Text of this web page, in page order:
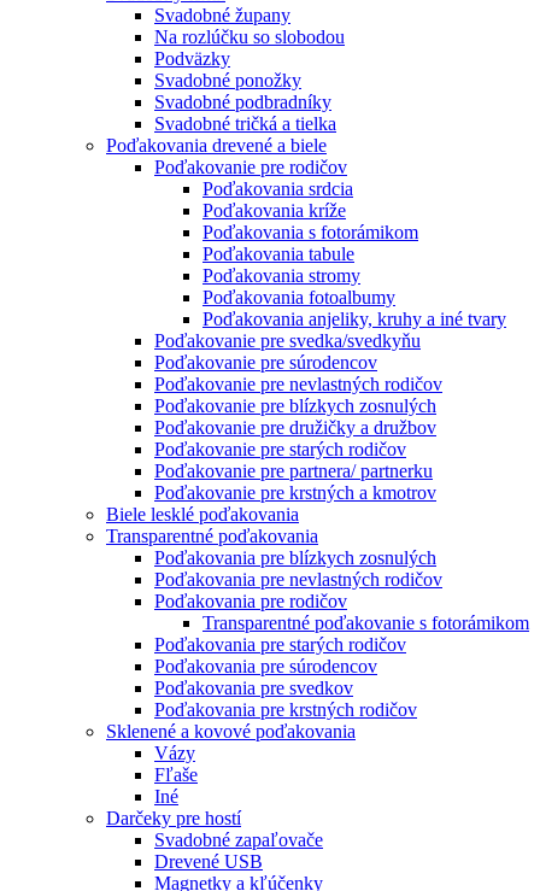
Svadobné župany
Na rozlúčku so slobodou
Podväzky
Svadobné ponožky
Svadobné podbradníky
Svadobné tričká a tielka
Poďakovania drevené a biele
Poďakovanie pre rodičov
Poďakovania srdcia
Poďakovania kríže
Poďakovania s fotorámikom
Poďakovania tabule
Poďakovania stromy
Poďakovania fotoalbumy
Poďakovania anjeliky, kruhy a iné tvary
Poďakovanie pre svedka/svedkyňu
Poďakovanie pre súrodencov
Poďakovanie pre nevlastných rodičov
Poďakovanie pre blízkych zosnulých
Poďakovanie pre družičky a družbov
Poďakovanie pre starých rodičov
Poďakovanie pre partnera/ partnerku
Poďakovanie pre krstných a kmotrov
Biele lesklé poďakovania
Transparentné poďakovania
Poďakovania pre blízkych zosnulých
Poďakovania pre nevlastných rodičov
Poďakovania pre rodičov
Transparentné poďakovanie s fotorámikom
Poďakovania pre starých rodičov
Poďakovania pre súrodencov
Poďakovania pre svedkov
Poďakovania pre krstných rodičov
Sklenené a kovové poďakovania
Vázy
Fľaše
Iné
Darčeky pre hostí
Svadobné zapaľovače
Drevené USB
Magnetky a kľúčenky